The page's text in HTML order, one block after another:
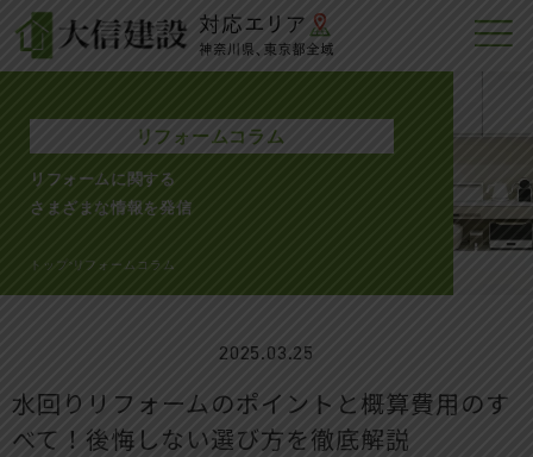
リフォームコラム
リフォームに関する
さまざまな情報を発信
トップ >リフォームコラム
2025.03.25
水回りリフォームのポイントと概算費用のす
べて！後悔しない選び方を徹底解説